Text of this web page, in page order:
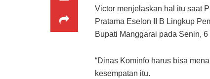
Victor menjelaskan hal itu saat
Pratama Eselon II B Lingkup
Bupati Manggarai pada Senin,
“Dinas Kominfo harus bisa
kesempatan itu.